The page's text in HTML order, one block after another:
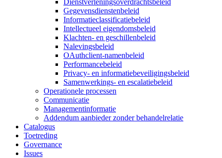
Dienstverleningsoverdrachtsbeleid
Gegevensdienstenbeleid
Informatieclassificatiebeleid
Intellectueel eigendomsbeleid
Klachten- en geschillenbeleid
Nalevingsbeleid
OAuthclient-namenbeleid
Performancebeleid
Privacy- en informatiebeveiligingsbeleid
Samenwerkings- en escalatiebeleid
Operationele processen
Communicatie
Managementinformatie
Addendum aanbieder zonder behandelrelatie
Catalogus
Toetreding
Governance
Issues